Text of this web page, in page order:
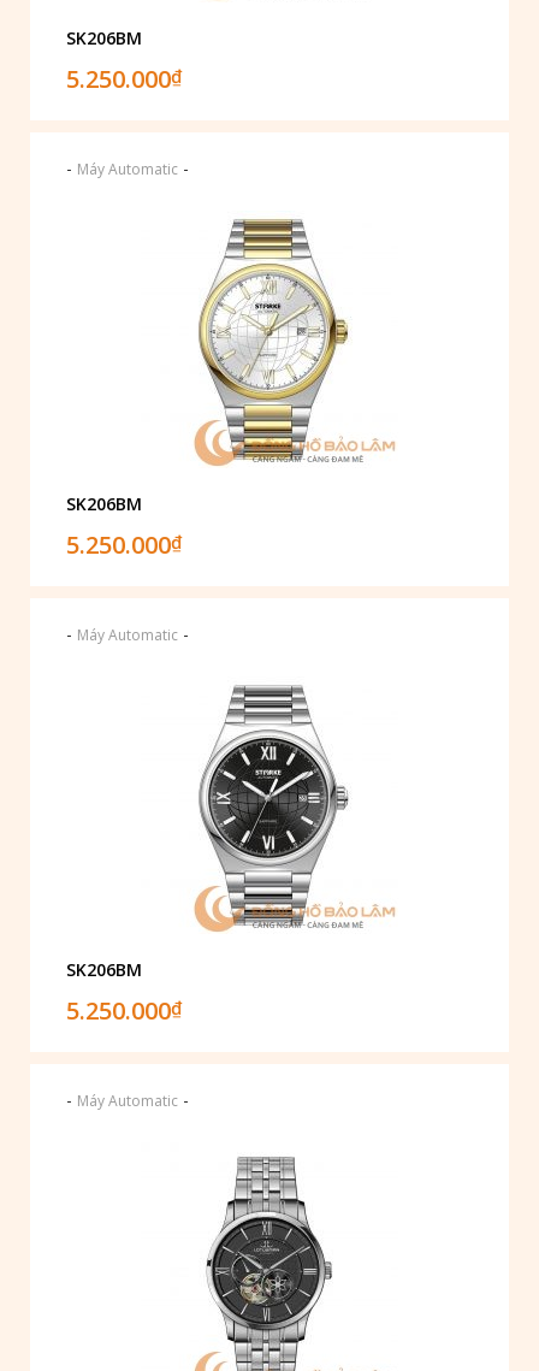
SK206BM
5.250.000₫
- Máy Automatic -
SK206BM
5.250.000₫
- Máy Automatic -
SK206BM
5.250.000₫
- Máy Automatic -